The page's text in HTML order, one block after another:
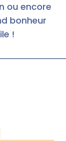
ou encore
bonheur
!